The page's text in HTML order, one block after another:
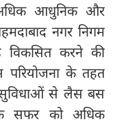
अधिक आधुनिक और
नगर निगम
विकसित करने की
परियोजना के तहत
सुविधाओं से लैस बस
के सफर को अधिक